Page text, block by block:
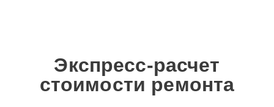
Экспресс-расчет
стоимости ремонта